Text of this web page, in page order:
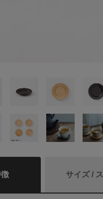
サイズ /